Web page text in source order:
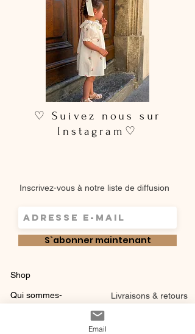
♡ Suivez nous sur
Instagram♡
Inscrivez-vous à notre liste de diffusion
S`abonner maintenant
Shop
Qui sommes-
instagram
Livraisons & retours
Email